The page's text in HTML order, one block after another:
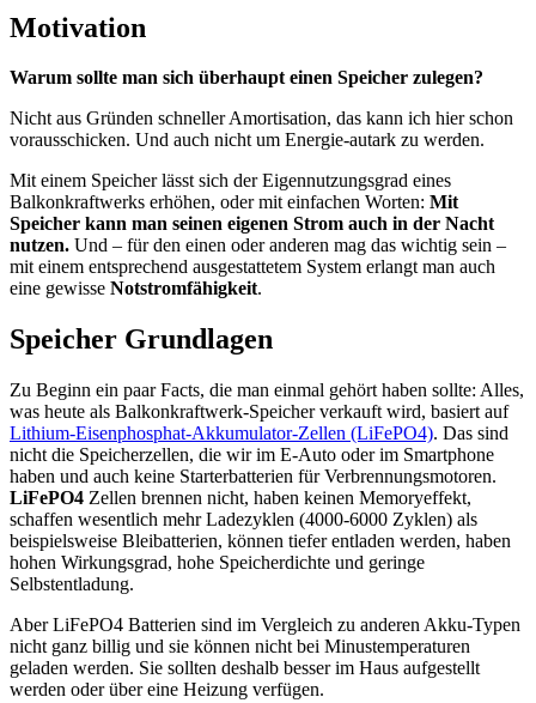
Motivation
Warum sollte man sich überhaupt einen Speicher zulegen?
Nicht aus Gründen schneller Amortisation, das kann ich hier schon
vorausschicken. Und auch nicht um Energie-autark zu werden.
Mit einem Speicher lässt sich der Eigennutzungsgrad eines
Balkonkraftwerks erhöhen, oder mit einfachen Worten: Mit
Speicher kann man seinen eigenen Strom auch in der Nacht
nutzen. Und – für den einen oder anderen mag das wichtig sein –
mit einem entsprechend ausgestattetem System erlangt man auch
eine gewisse Notstromfähigkeit.
Speicher Grundlagen
Zu Beginn ein paar Facts, die man einmal gehört haben sollte: Alles,
was heute als Balkonkraftwerk-Speicher verkauft wird, basiert auf
Lithium-Eisenphosphat-Akkumulator-Zellen (LiFePO4). Das sind
nicht die Speicherzellen, die wir im E-Auto oder im Smartphone
haben und auch keine Starterbatterien für Verbrennungsmotoren.
LiFePO4 Zellen brennen nicht, haben keinen Memoryeffekt,
schaffen wesentlich mehr Ladezyklen (4000-6000 Zyklen) als
beispielsweise Bleibatterien, können tiefer entladen werden, haben
hohen Wirkungsgrad, hohe Speicherdichte und geringe
Selbstentladung.
Aber LiFePO4 Batterien sind im Vergleich zu anderen Akku-Typen
nicht ganz billig und sie können nicht bei Minustemperaturen
geladen werden. Sie sollten deshalb besser im Haus aufgestellt
werden oder über eine Heizung verfügen.